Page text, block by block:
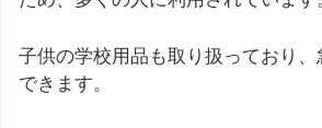
子供の学校用品も取り扱っており
できます。